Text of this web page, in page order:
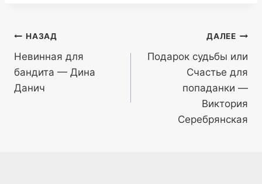
Навигация
по
записям
НАЗАД
Невинная для
бандита — Дина
Данич
ДАЛЕЕ
Подарок судьбы или
Счастье для
попаданки —
Виктория
Серебрянская